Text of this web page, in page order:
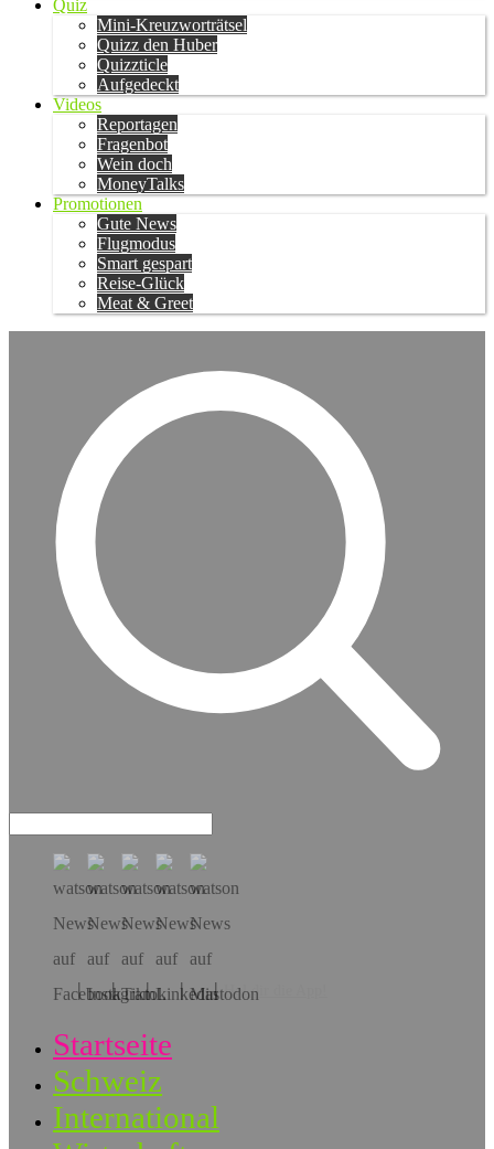
Quiz
Mini-Kreuzworträtsel
Quizz den Huber
Quizzticle
Aufgedeckt
Videos
Reportagen
Fragenbot
Wein doch
MoneyTalks
Promotionen
Gute News
Flugmodus
Smart gespart
Reise-Glück
Meat & Greet
Hol dir die App!
Startseite
Schweiz
International